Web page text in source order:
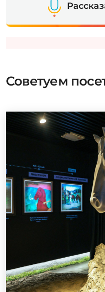
Советуем